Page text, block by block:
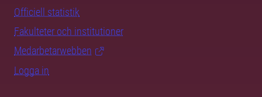
Officiell statistik
Fakulteter och institutioner
Medarbetarwebben
Logga in